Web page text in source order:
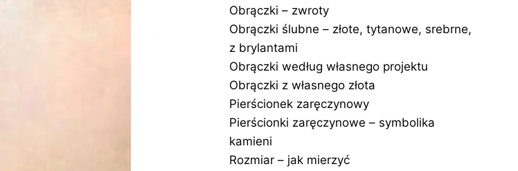
Obrączki – zwroty
Obrączki ślubne – złote, tytanowe, srebrne,
z brylantami
Obrączki według własnego projektu
Obrączki z własnego złota
Pierścionek zaręczynowy
Pierścionki zaręczynowe – symbolika
kamieni
Rozmiar – jak mierzyć